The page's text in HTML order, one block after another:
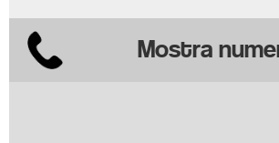
Mostra